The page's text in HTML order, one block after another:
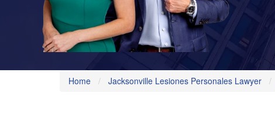
Home Jacksonville Lesiones Personales Lawyer